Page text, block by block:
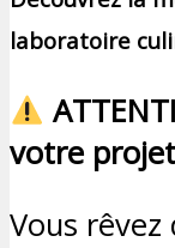
laboratoire
votre
Vous